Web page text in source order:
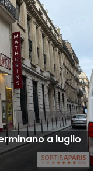
a luglio